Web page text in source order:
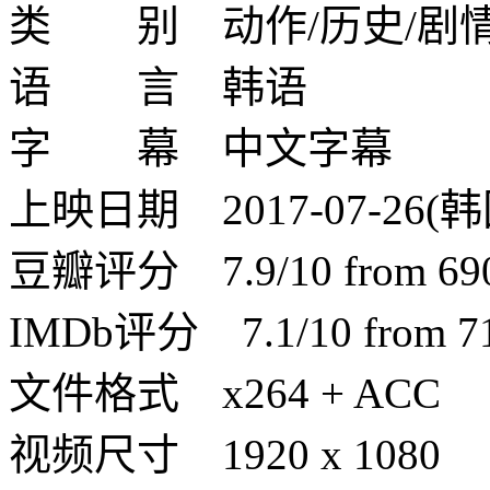
类 别 动作/历史/剧
语 言 韩语
字 幕 中文字幕
上映日期 2017-07-26(
豆瓣评分 7.9/10 from
IMDb评分 7.1/10 from
文件格式 x264 + ACC
视频尺寸 1920 x 1080